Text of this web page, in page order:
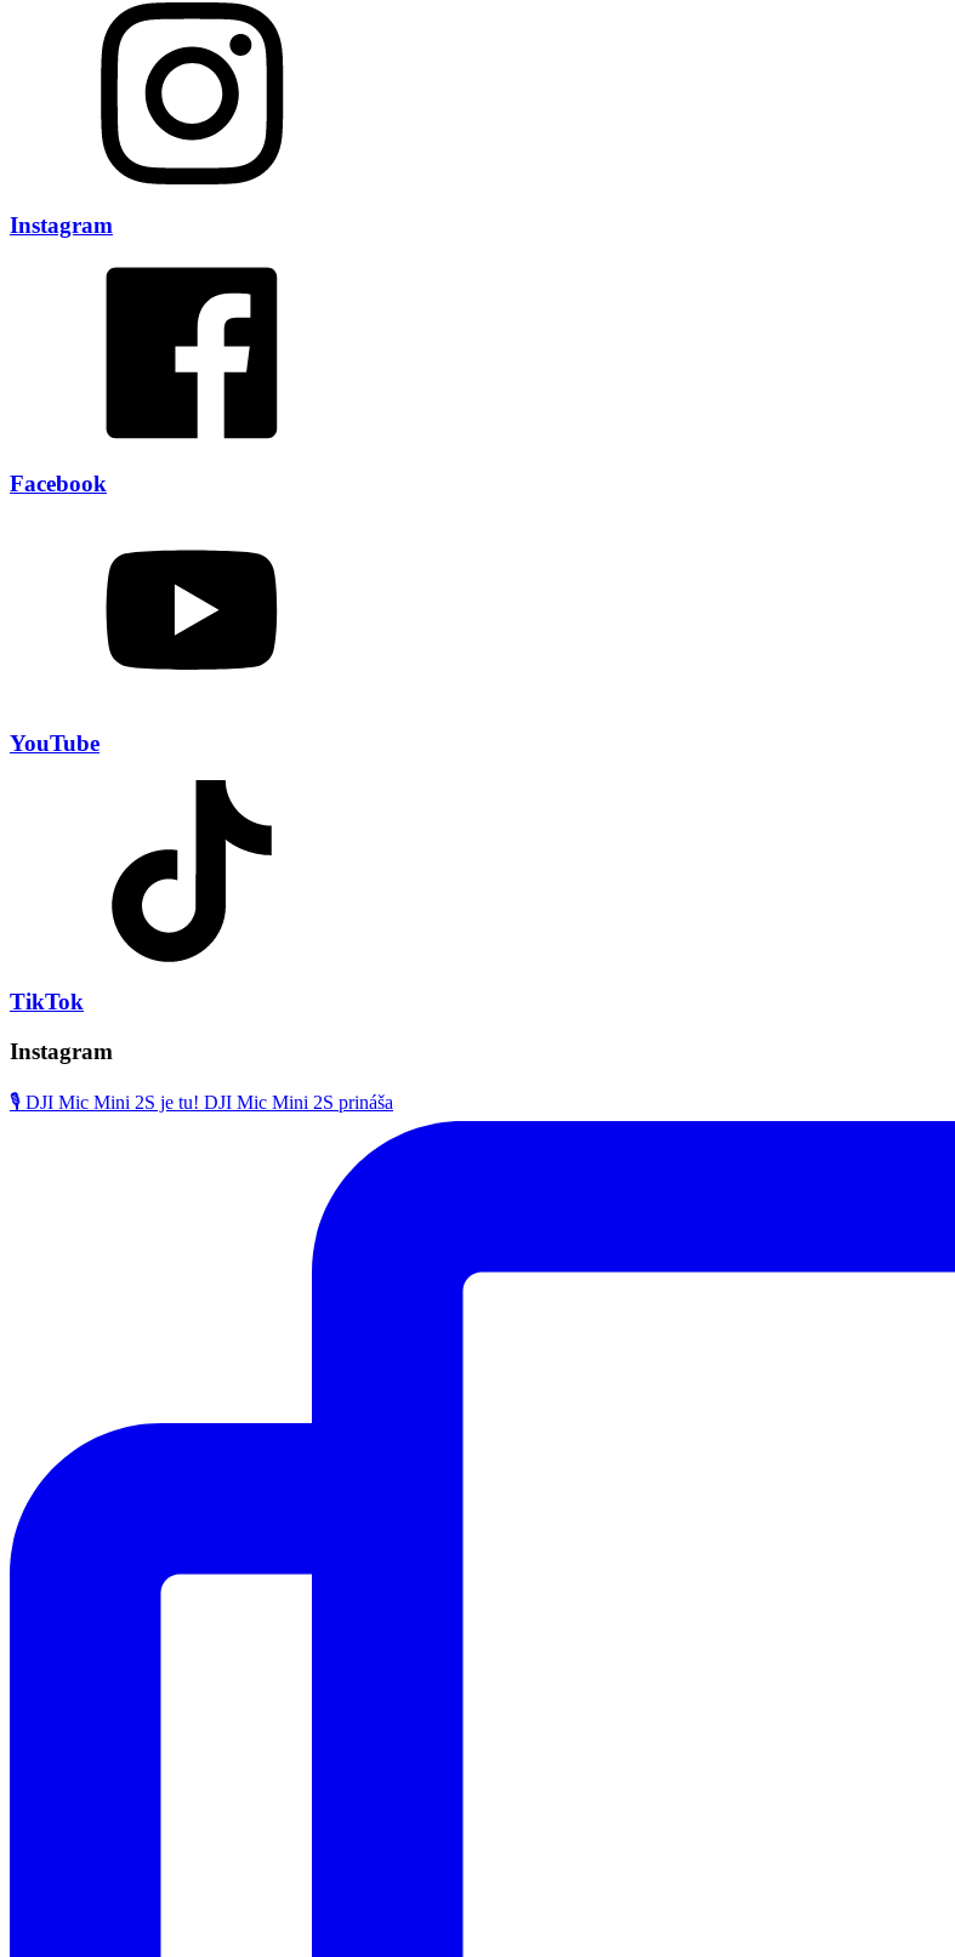
Instagram
Facebook
YouTube
TikTok
Instagram
🎙️ DJI Mic Mini 2S je tu! DJI Mic Mini 2S prináša